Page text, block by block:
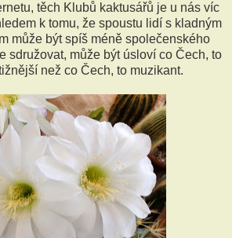
těch Klubů kaktusářů je u nás víc
k tomu, že spoustu lidí s kladným
může být spíš méně společenského
sdružovat, může být úsloví co Čech, to
než co Čech, to muzikant.